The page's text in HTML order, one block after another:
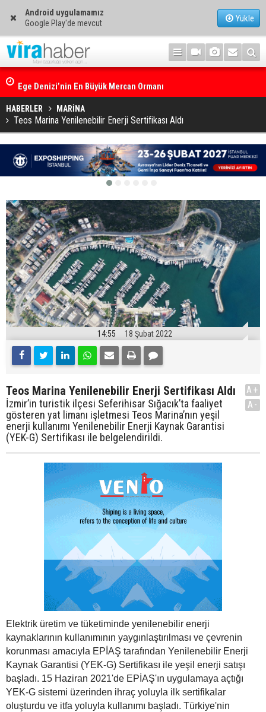
Android uygulamamız
Google Play'de mevcut
Yükle
Ege Denizi’nin En Büyük Mercan Ormanı
HABERLER MARİNA
Teos Marina Yenilenebilir Enerji Sertifikası Aldı
14:55 18 Şubat 2022
Teos Marina Yenilenebilir Enerji Sertifikası Aldı
İzmir’in turistik ilçesi Seferihisar Sığacık’ta faaliyet
gösteren yat limanı işletmesi Teos Marina’nın yeşil
enerji kullanımı Yenilenebilir Enerji Kaynak Garantisi
(YEK-G) Sertifikası ile belgelendirildi.
A+
A-
Elektrik üretim ve tüketiminde yenilenebilir enerji
kaynaklarının kullanımının yaygınlaştırılması ve çevrenin
korunması amacıyla EPİAŞ tarafından Yenilenebilir Enerji
Kaynak Garantisi (YEK-G) Sertifikası ile yeşil enerji satışı
başladı. 15 Haziran 2021'de EPİAŞ'ın uygulamaya açtığı
YEK-G sistemi üzerinden ihraç yoluyla ilk sertifikalar
oluşturdu ve itfa yoluyla kullanımı başladı. Türkiye'nin